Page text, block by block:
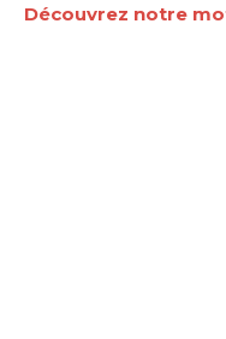
Découvrez notre